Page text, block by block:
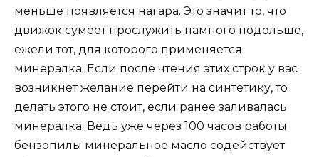
меньше появляется нагара. Это значит то, что
движок сумеет прослужить намного подольше,
ежели тот, для которого применяется
минералка. Если после чтения этих строк у вас
возникнет желание перейти на синтетику, то
делать этого не стоит, если ранее заливалась
минералка. Ведь уже через 100 часов работы
бензопилы минеральное масло содействует